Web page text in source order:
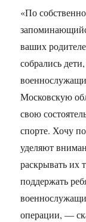
«По
ваших
собрались
Московскую
свою
спорте. Хочу
уделяют
раскрывать их
поддержать
операции, —